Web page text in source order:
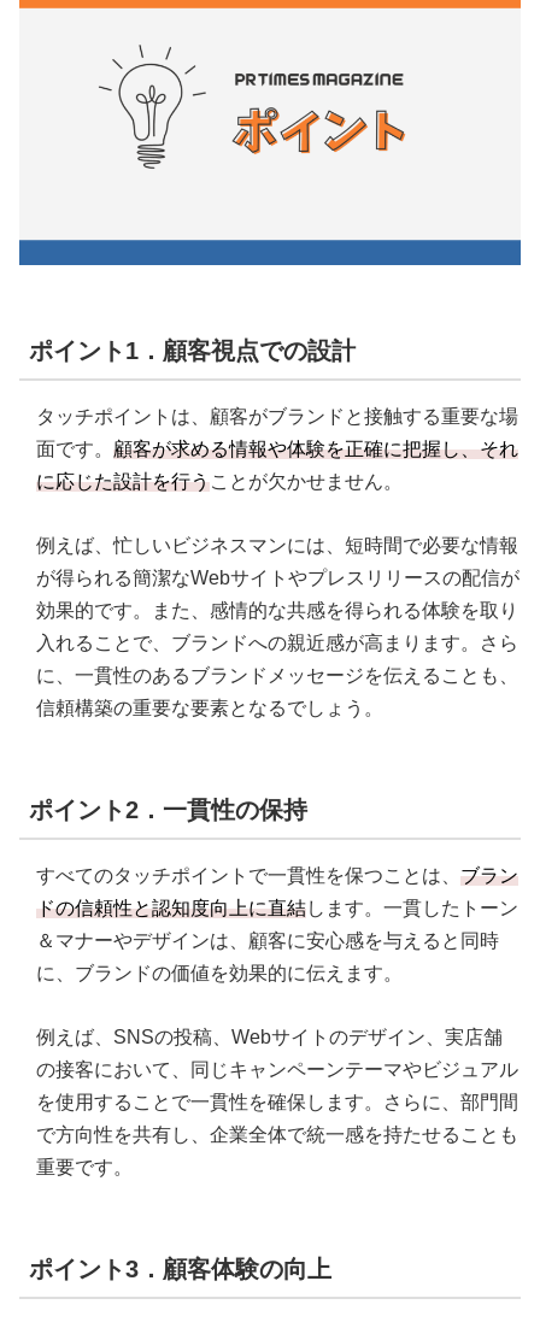
ポイント1．顧客視点での設計
タッチポイントは、顧客がブランドと接触する重要な場
面です。 顧客が求める情報や体験を正確に把握し、それ
に応じた設計を行うことが欠かせません。
例えば、忙しいビジネスマンには、短時間で必要な情報
が得られる簡潔なWebサイトやプレスリリースの配信が
効果的です。また、感情的な共感を得られる体験を取り
入れることで、ブランドへの親近感が高まります。さら
に、一貫性のあるブランドメッセージを伝えることも、
信頼構築の重要な要素となるでしょう。
ポイント2．一貫性の保持
すべてのタッチポイントで一貫性を保つことは、 ブラン
ドの信頼性と認知度向上に直結します。一貫したトーン
＆マナーやデザインは、顧客に安心感を与えると同時
に、ブランドの価値を効果的に伝えます。
例えば、SNSの投稿、Webサイトのデザイン、実店舗
の接客において、同じキャンペーンテーマやビジュアル
を使用することで一貫性を確保します。さらに、部門間
で方向性を共有し、企業全体で統一感を持たせることも
重要です。
ポイント3．顧客体験の向上